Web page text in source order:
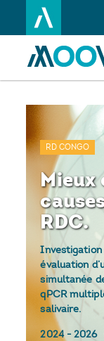
au
principal
RD CONGO
Mieux
RDC.
Investigation
évaluation
simultanée
qPCR
salivaire.
2024-2026